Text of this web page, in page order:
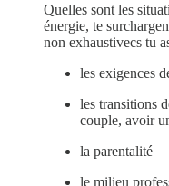
Quelles sont les
énergie, te
non exhaustivecs tu
les exigences
les transitions
couple, avoir
la parentalité
le milieu